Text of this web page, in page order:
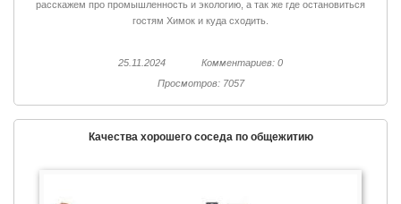
расскажем про промышленность и экологию, а так же где остановиться
гостям Химок и куда сходить.
25.11.2024
Комментариев: 0
Просмотров: 7057
Качества хорошего соседа по общежитию